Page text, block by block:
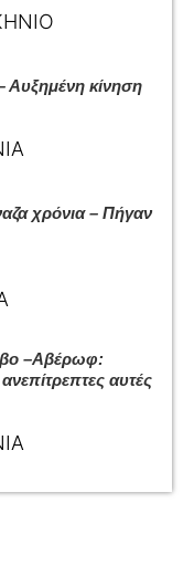
Αυξημένη κίνηση
χρόνια – Πήγαν
–Αβέρωφ:
αυτές